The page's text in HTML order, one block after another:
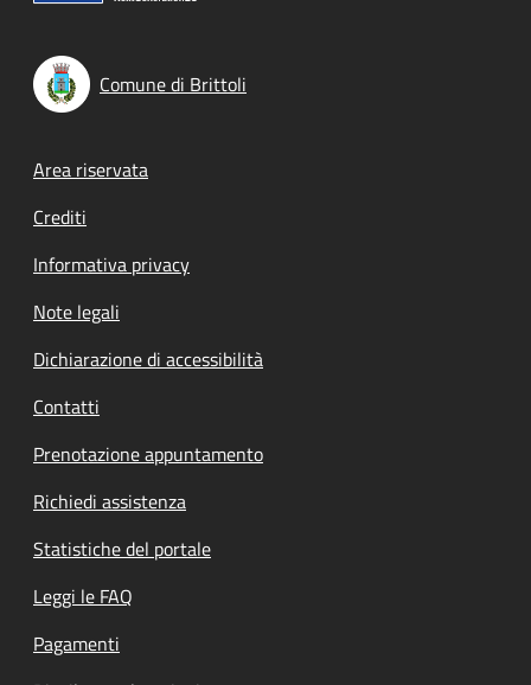
Comune di Brittoli
Footer menu
Area riservata
Crediti
Informativa privacy
Note legali
Dichiarazione di accessibilità
Contatti
Prenotazione appuntamento
Richiedi assistenza
Statistiche del portale
Leggi le FAQ
Pagamenti